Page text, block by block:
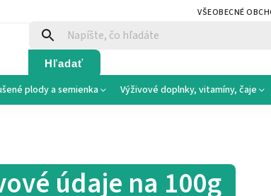
VŠEOBECNÉ
Hľadať
plody a semienka Výživové doplnky, vitamíny, čaje
údaje na 100g